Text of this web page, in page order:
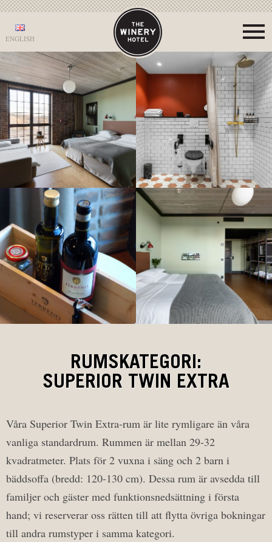
ENGLISH
RUMSKATEGORI:
SUPERIOR TWIN EXTRA
Våra Superior Twin Extra-rum är lite rymligare än våra
vanliga standardrum. Rummen är mellan 29-32
kvadratmeter. Plats för 2 vuxna i säng och 2 barn i
bäddsoffa (bredd: 120-130 cm). Dessa rum är avsedda till
familjer och gäster med funktionsnedsättning i första
hand; vi reserverar oss rätten till att flytta övriga bokningar
till andra rumstyper i samma kategori.